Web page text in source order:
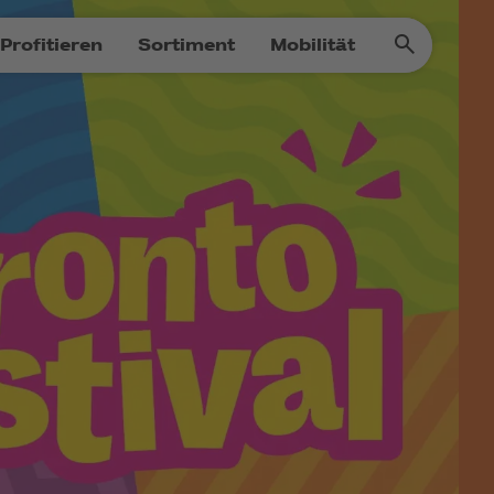
Profitieren Sortiment Mobilität